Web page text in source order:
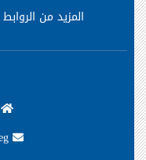
المزيد من الروابط